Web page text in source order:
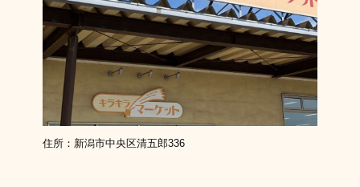
住所：新潟市中央区清五郎336